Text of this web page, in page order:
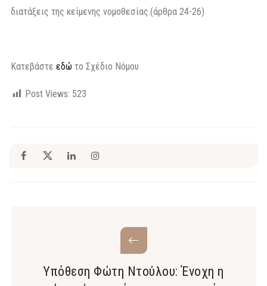
διατάξεις της κείμενης νομοθεσίας.(άρθρα 24-26)
Κατεβάστε εδώ το Σχέδιο Νόμου
Post Views: 523
Υπόθεση Φώτη Ντούλου: Ένοχη η